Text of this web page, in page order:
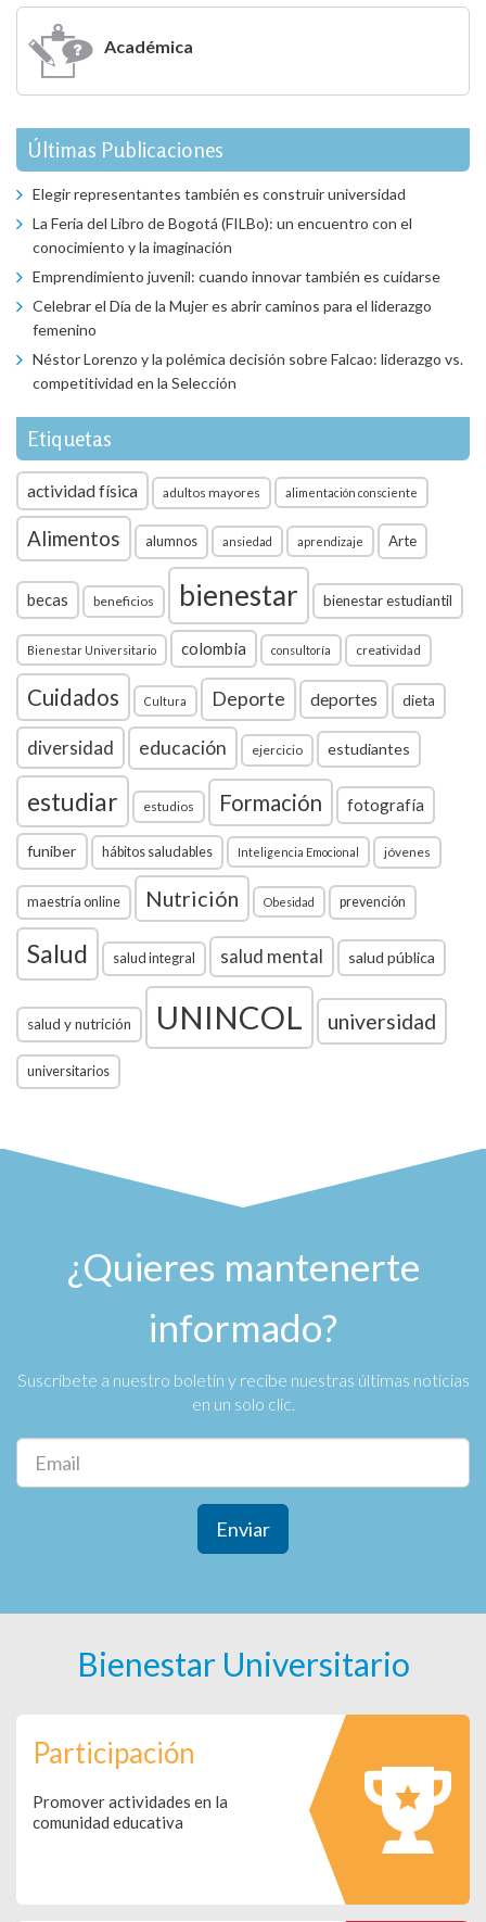
Académica
Últimas Publicaciones
Elegir representantes también es construir universidad
La Feria del Libro de Bogotá (FILBo): un encuentro con el
conocimiento y la imaginación
Emprendimiento juvenil: cuando innovar también es cuidarse
Celebrar el Día de la Mujer es abrir caminos para el liderazgo
femenino
Néstor Lorenzo y la polémica decisión sobre Falcao: liderazgo vs.
competitividad en la Selección
Etiquetas
actividad física adultos mayores alimentación consciente
Alimentos alumnos ansiedad aprendizaje Arte
becas beneficios bienestar bienestar estudiantil
Bienestar Universitario colombia consultoría creatividad
Cuidados Cultura Deporte deportes dieta
diversidad educación ejercicio estudiantes
estudiar estudios Formación fotografía
funiber hábitos saludables Inteligencia Emocional jóvenes
maestría online Nutrición Obesidad prevención
Salud salud integral salud mental salud pública
salud y nutrición UNINCOL universidad
universitarios
¿Quieres mantenerte
informado?
Suscríbete a nuestro boletín y recibe nuestras últimas noticias
en un solo clic.
Enviar
Bienestar Universitario
Participación
Promover actividades en la
comunidad educativa